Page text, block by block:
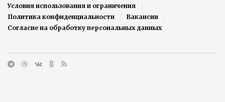
Условия использования и ограничения
Политика конфиденциальности
Вакансии
Согласие на обработку персональных данных